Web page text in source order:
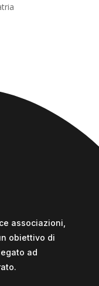
associazioni,
obiettivo di
ad